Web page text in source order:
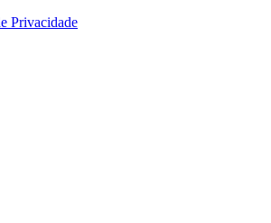
Privacidade